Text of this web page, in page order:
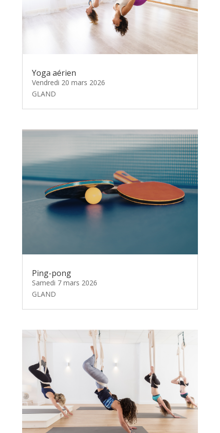
Yoga aérien
Vendredi 20 mars 2026
GLAND
Ping-pong
Samedi 7 mars 2026
GLAND